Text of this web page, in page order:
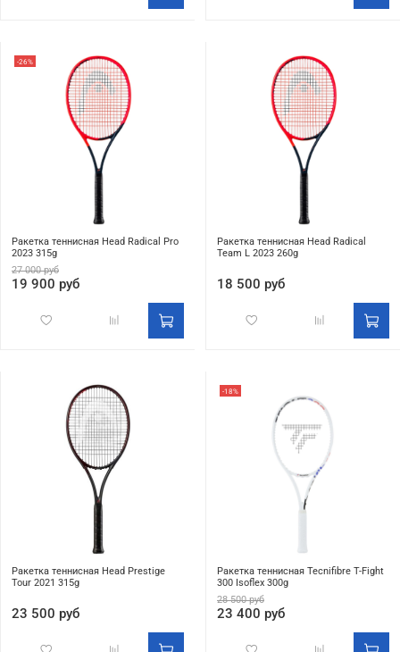
-26%
Ракетка теннисная Head Radical Pro
2023 315g
27 000 руб
19 900 руб
Ракетка теннисная Head Radical
Team L 2023 260g
18 500 руб
Ракетка теннисная Head Prestige
Tour 2021 315g
23 500 руб
-18%
Ракетка теннисная Tecnifibre T-Fight
300 Isoflex 300g
28 500 руб
23 400 руб